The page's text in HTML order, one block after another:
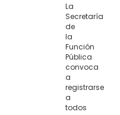
La
Secretaría
de
la
Función
Pública
convoca
a
registrarse
a
todos